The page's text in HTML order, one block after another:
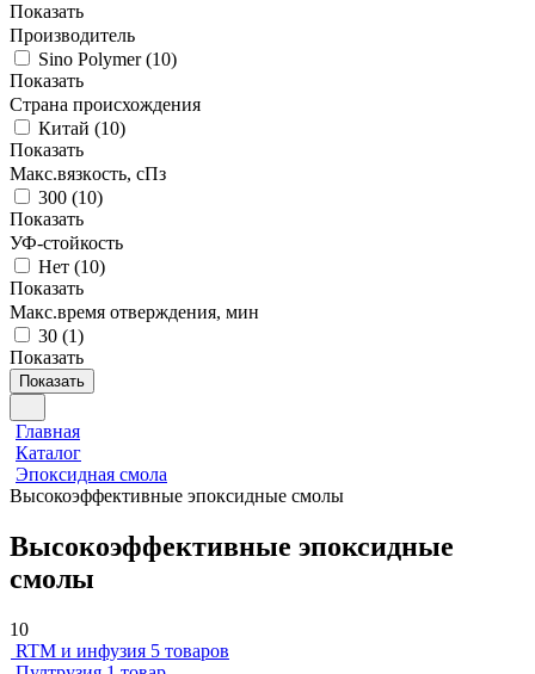
Показать
Производитель
Sino Polymer(10)
Показать
Страна происхождения
Китай (10)
Показать
Макс.вязкoсть, сПз
300 (10)
Показать
УФ-стойкость
Нет (10)
Показать
Макс.время отверждения, мин
30 (1)
Показать
Показать
Главная
Каталог
Эпоксидная смола
Высокоэффективные эпоксидные смолы
Высокоэффективные эпоксидные
смолы
10
RTM и инфузия 5 товаров